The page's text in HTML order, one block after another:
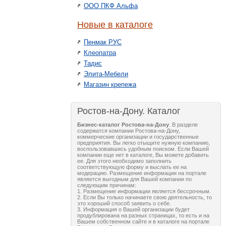
ООО ПКФ Альфа
Новые в каталоге
Пенмак РУС
Клеопатра
Тадис
Элита-Мебели
Магазин крепежа
Ростов-на-Дону. Каталог
Бизнес-каталог Ростова-на-Дону . В разделе
содержатся компании Ростова-на-Дону,
коммерческие организации и государственные
предприятия. Вы легко отыщите нужную компанию,
воспользовавшись удобным поиском. Если Вашей
компании еще нет в каталоге, Вы можете добавить
ее. Для этого необходимо заполнить
соответствующую форму и выслать ее на
модерацию. Размещение информации на портале
является выгодным для Вашей компании по
следующим причинам:
1. Размещение информации является бессрочным.
2. Если Вы только начинаете свою деятельность, то
это хороший способ заявить о себе.
3. Информация о Вашей организации будет
продублирована на разных страницах, то есть и на
Вашем собственном сайте и в каталоге на портале